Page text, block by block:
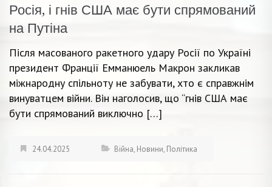
Росія, і гнів США має бути спрямований
на Путіна
Після масованого ракетного удару Росії по Україні
президент Франції Емманюель Макрон закликав
міжнародну спільноту не забувати, хто є справжнім
винуватцем війни. Він наголосив, що “гнів США має
бути спрямований виключно […]
24.04.2025 Війна, Новини, Політика